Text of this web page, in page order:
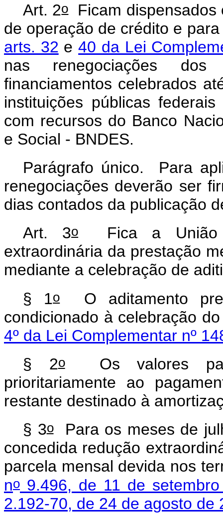
Art. 2oFicam dispensados
de operação de crédito e
arts. 32 e40 da Lei
nas renegociações
financiamentos celebrados
instituições públicas
com recursos do Banco
e Social - BNDES.
Parágrafo único. Para
renegociações deverão ser
dias contados da publicação
Art. 3oFica a União
extraordinária da prestação
mediante a celebração de
§ 1oO aditamento
condicionado à celebração
4º da Lei Complementar nº
§ 2oOs valores
prioritariamente ao
restante destinado à
§ 3oPara os meses de
concedida redução
parcela mensal devida nos
no 9.496, de 11 de
2.192-70, de 24 de agosto de